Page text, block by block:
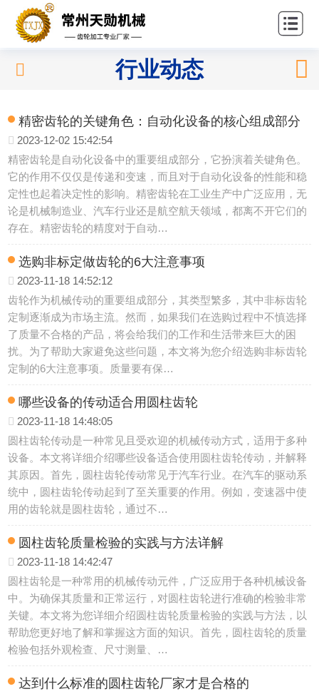
站首
关
于我
产
心
用领
域
新
闻中
心
联
系我
们
行业动态
精密齿轮的关键角色：自动化设备的核心组成部分
2023-12-02 15:42:54
精密齿轮是自动化设备中的重要组成部分，它扮演着关键角色。
它的作用不仅仅是传递和变速，而且对于自动化设备的性能和稳
定性也起着决定性的影响。精密齿轮在工业生产中广泛应用，无
论是机械制造业、汽车行业还是航空航天领域，都离不开它们的
存在。精密齿轮的精度对于自动…
选购非标定做齿轮的6大注意事项
2023-11-18 14:52:12
齿轮作为机械传动的重要组成部分，其类型繁多，其中非标齿轮
定制逐渐成为市场主流。然而，如果我们在选购过程中不慎选择
了质量不合格的产品，将会给我们的工作和生活带来巨大的困
扰。为了帮助大家避免这些问题，本文将为您介绍选购非标齿轮
定制的6大注意事项。质量要有保…
哪些设备的传动适合用圆柱齿轮
2023-11-18 14:48:05
圆柱齿轮传动是一种常见且受欢迎的机械传动方式，适用于多种
设备。本文将详细介绍哪些设备适合使用圆柱齿轮传动，并解释
其原因。首先，圆柱齿轮传动常见于汽车行业。在汽车的驱动系
统中，圆柱齿轮传动起到了至关重要的作用。例如，变速器中使
用的齿轮就是圆柱齿轮，通过不…
圆柱齿轮质量检验的实践与方法详解
2023-11-18 14:42:47
圆柱齿轮是一种常用的机械传动元件，广泛应用于各种机械设备
中。为确保其质量和正常运行，对圆柱齿轮进行准确的检验非常
关键。本文将为您详细介绍圆柱齿轮质量检验的实践与方法，以
帮助您更好地了解和掌握这方面的知识。首先，圆柱齿轮的质量
检验包括外观检查、尺寸测量、…
达到什么标准的圆柱齿轮厂家才是合格的